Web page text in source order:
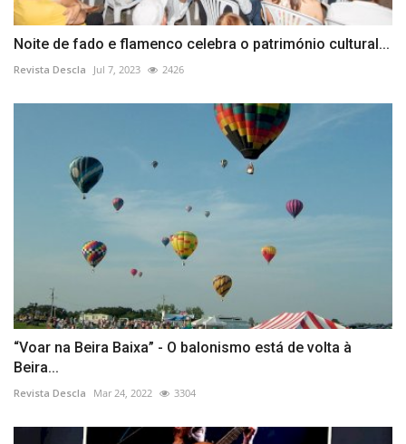
Noite de fado e flamenco celebra o património cultural...
Revista Descla Jul 7, 2023 2426
“Voar na Beira Baixa” - O balonismo está de volta à
Beira...
Revista Descla Mar 24, 2022 3304